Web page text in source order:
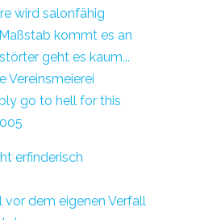
wird salonfähig
kommt es an
geht es kaum...
Vereinsmeierei
go to hell for this
erfinderisch
vor dem eigenen Verfall